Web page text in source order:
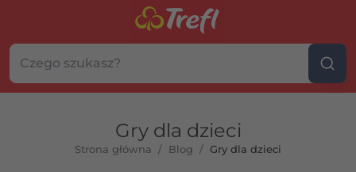
Szukaj w sklepie...
Wybierz kategorię
Gry dla dzieci
Strona główna / Blog / Gry dla dzieci